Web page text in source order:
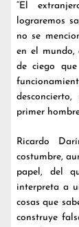
“El
lograremos
no se
en el mundo,
de ciego
primer
Ricardo
costumbre,
papel, del
interpreta a
cosas que
construye